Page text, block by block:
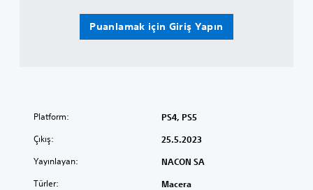
Puanlamak için Giriş Yapın
Platform: PS4, PS5
Çıkış: 25.5.2023
Yayınlayan: NACON SA
Türler: Macera